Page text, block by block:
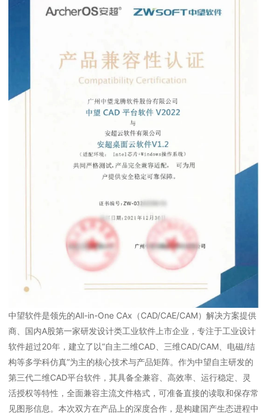
中望软件是领先的All-in-One CAx（CAD/CAE/CAM）解决方案提供
商、国内A股第一家研发设计类工业软件上市企业，专注于工业设计
软件超过20年，建立了以“自主二维CAD、三维CAD/CAM、电磁/结
构等多学科仿真”为主的核心技术与产品矩阵。作为中望自主研发的
第三代二维CAD平台软件，其具备全兼容、高效率、运行稳定、灵
活授权等特性，全面兼容主流文件格式，可准备直接的读取和保存常
见图形信息。本次双方在产品上的深度合作，是构建国产生态进程中